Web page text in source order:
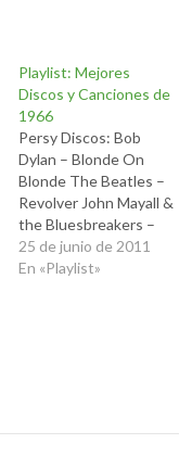
Playlist: Mejores
Discos y Canciones de
1966
Persy Discos: Bob
Dylan – Blonde On
Blonde The Beatles –
Revolver John Mayall &
the Bluesbreakers –
Bluesbreakers With
Eric Clapton The
25 de junio de 2011
En «Playlist»